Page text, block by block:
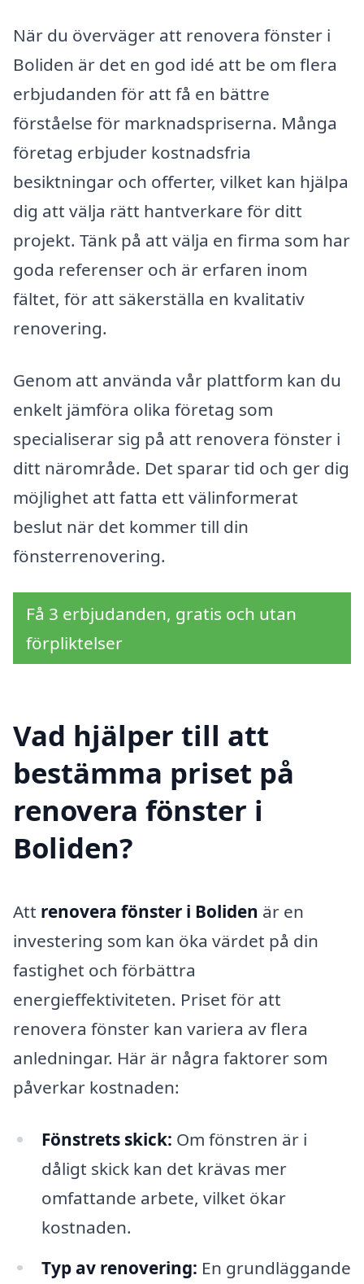
När du överväger att renovera fönster i
Boliden är det en god idé att be om flera
erbjudanden för att få en bättre
förståelse för marknadspriserna. Många
företag erbjuder kostnadsfria
besiktningar och offerter, vilket kan hjälpa
dig att välja rätt hantverkare för ditt
projekt. Tänk på att välja en firma som har
goda referenser och är erfaren inom
fältet, för att säkerställa en kvalitativ
renovering.
Genom att använda vår plattform kan du
enkelt jämföra olika företag som
specialiserar sig på att renovera fönster i
ditt närområde. Det sparar tid och ger dig
möjlighet att fatta ett välinformerat
beslut när det kommer till din
fönsterrenovering.
Få 3 erbjudanden, gratis och utan
förpliktelser
Vad hjälper till att
bestämma priset på
renovera fönster i
Boliden?
Att renovera fönster i Boliden är en
investering som kan öka värdet på din
fastighet och förbättra
energieffektiviteten. Priset för att
renovera fönster kan variera av flera
anledningar. Här är några faktorer som
påverkar kostnaden:
Fönstrets skick: Om fönstren är i
dåligt skick kan det krävas mer
omfattande arbete, vilket ökar
kostnaden.
Typ av renovering: En grundläggande